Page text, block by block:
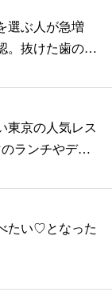
選ぶ人が急増
。抜けた歯の放
東京の人気レス
ランチやディ
たい♡となった